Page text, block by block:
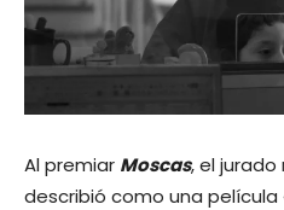
Al premiar Moscas, el
describió como una